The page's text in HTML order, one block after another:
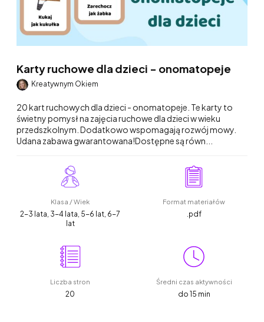
Karty ruchowe dla dzieci - onomatopeje
Kreatywnym Okiem
20 kart ruchowych dla dzieci - onomatopeje. Te karty to
świetny pomysł na zajęcia ruchowe dla dzieci w wieku
przedszkolnym. Dodatkowo wspomagają rozwój mowy.
Udana zabawa gwarantowana!Dostępne są równ...
Klasa / Wiek
2-3 lata, 3-4 lata, 5-6 lat, 6-7
lat
Format materiałów
.pdf
Liczba stron
20
Średni czas aktywności
do 15 min